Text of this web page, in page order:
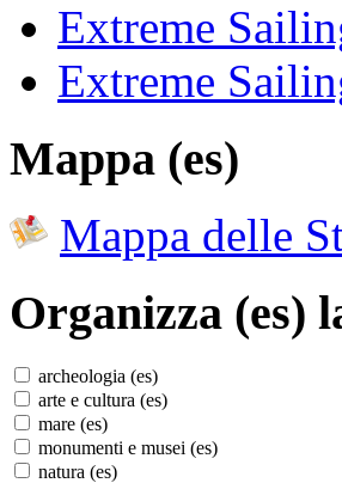
Extreme
Extreme
Mappa (es)
Mappa delle
Organizza (es)
archeologia (es)
arte e cultura (es)
mare (es)
monumenti e musei (es)
natura (es)